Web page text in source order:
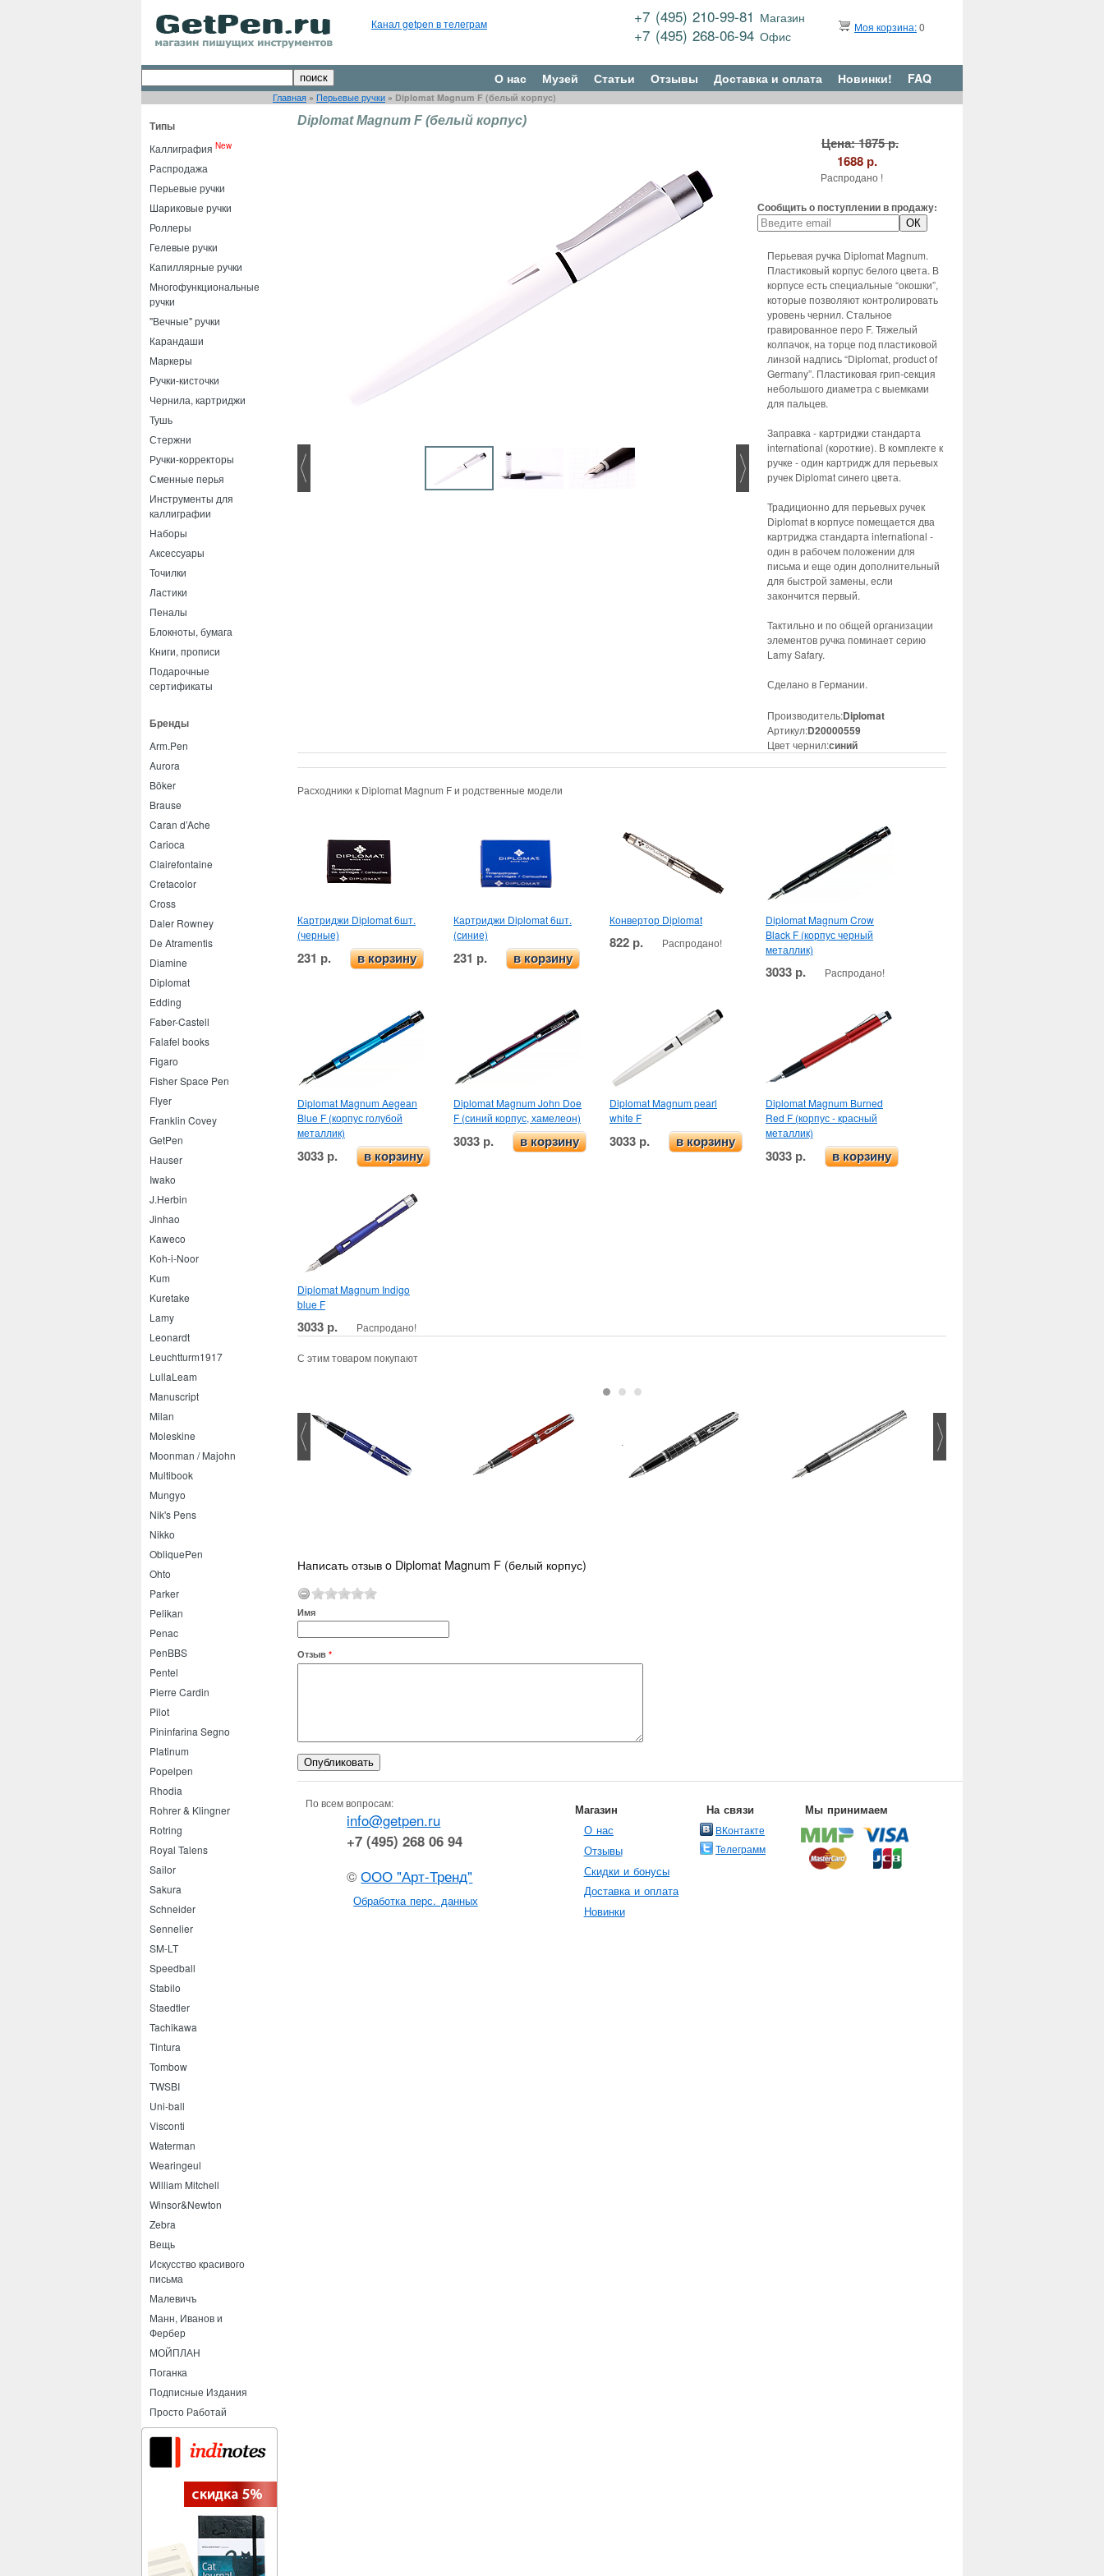
Канал getpen в телеграм +7 (495) 210-99-81 Магазин
+7 (495) 268-06-94Офис
Моя корзина:0
О нас Музей Статьи Отзывы Доставка и оплата Новинки! FAQ
Главная » Перьевые ручки » Diplomat Magnum F (белый корпус)
Типы
Каллиграфия New
Распродажа
Перьевые ручки
Шариковые ручки
Роллеры
Гелевые ручки
Капиллярные ручки
Многофункциональные
ручки
"Вечные" ручки
Карандаши
Маркеры
Ручки-кисточки
Чернила, картриджи
Тушь
Стержни
Ручки-корректоры
Сменные перья
Инструменты для
каллиграфии
Наборы
Аксессуары
Точилки
Ластики
Пеналы
Блокноты, бумага
Книги, прописи
Подарочные
сертификаты
Бренды
Arm.Pen
Aurora
Böker
Brause
Caran d’Ache
Carioca
Clairefontaine
Cretacolor
Cross
Daler Rowney
De Atramentis
Diamine
Diplomat
Edding
Faber-Castell
Falafel books
Figaro
Fisher Space Pen
Flyer
Franklin Covey
GetPen
Hauser
Iwako
J.Herbin
Jinhao
Kaweco
Koh-i-Noor
Kum
Kuretake
Lamy
Leonardt
Leuchtturm1917
LullaLeam
Manuscript
Milan
Moleskine
Moonman / Majohn
Multibook
Mungyo
Nik's Pens
Nikko
ObliquePen
Ohto
Parker
Pelikan
Penac
PenBBS
Pentel
Pierre Cardin
Pilot
Pininfarina Segno
Platinum
Popelpen
Rhodia
Rohrer & Klingner
Rotring
Royal Talens
Sailor
Sakura
Schneider
Sennelier
SM-LT
Speedball
Stabilo
Staedtler
Tachikawa
Tintura
Tombow
TWSBI
Uni-ball
Visconti
Waterman
Wearingeul
William Mitchell
Winsor&Newton
Zebra
Вещь
Искусство красивого
письма
Малевичъ
Манн, Иванов и
Фербер
МОЙПЛАН
Поганка
Подписные Издания
Просто Работай
Diplomat Magnum F (белый корпус)
Цена: 1875 р.
1688 р.
Распродано !
Сообщить о поступлении в продажу:
Перьевая ручка Diplomat Magnum.
Пластиковый корпус белого цвета. В
корпусе есть специальные “окошки”,
которые позволяют контролировать
уровень чернил. Стальное
гравированное перо F. Тяжелый
колпачок, на торце под пластиковой
линзой надпись “Diplomat, product of
Germany”. Пластиковая грип-секция
небольшого диаметра с выемками
для пальцев.
Заправка - картриджи стандарта
international (короткие). В комплекте к
ручке - один картридж для перьевых
ручек Diplomat синего цвета.
Традиционно для перьевых ручек
Diplomat в корпусе помещается два
картриджа стандарта international -
один в рабочем положении для
письма и еще один дополнительный
для быстрой замены, если
закончится первый.
Тактильно и по общей организации
элементов ручка поминает серию
Lamy Safary.
Сделано в Германии.
Производитель:Diplomat
Артикул:D20000559
Цвет чернил:синий
Расходники к Diplomat Magnum F и родственные модели
Картриджи Diplomat 6шт.
(черные)
231 р. в корзину
Картриджи Diplomat 6шт.
(синие)
231 р. в корзину
Конвертор Diplomat
822 р. Распродано!
Diplomat Magnum Crow
Black F (корпус черный
металлик)
3033 р. Распродано!
Diplomat Magnum Aegean
Blue F (корпус голубой
металлик)
3033 р. в корзину
Diplomat Magnum John Doe
F (синий корпус, хамелеон)
3033 р. в корзину
Diplomat Magnum pearl
white F
3033 р. в корзину
Diplomat Magnum Burned
Red F (корпус - красный
металлик)
3033 р. в корзину
Diplomat Magnum Indigo
blue F
3033 р. Распродано!
С этим товаром покупают
Написать отзыв o Diplomat Magnum F (белый корпус)
Имя
Отзыв *
По всем вопросам:
info@getpen.ru
+7 (495) 268 06 94
©ООО "Арт-Тренд"
Обработка перс. данных
Магазин
О нас
Отзывы
Скидки и бонусы
Доставка и оплата
Новинки
На связи
ВКонтакте
Телеграмм
Мы принимаем